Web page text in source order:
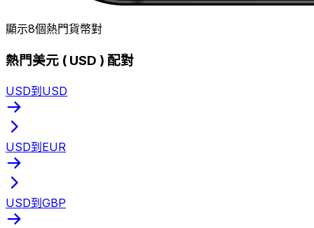
顯示8個熱門貨幣對
熱門美元 ( USD ) 配對
USD到USD
USD到EUR
USD到GBP